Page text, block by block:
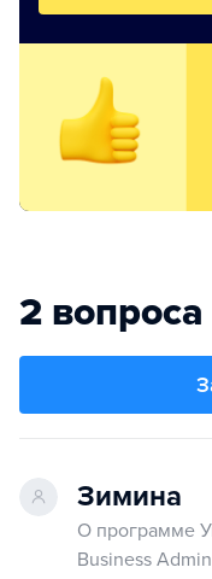
2 вопроса
Зимина
О программе
Business